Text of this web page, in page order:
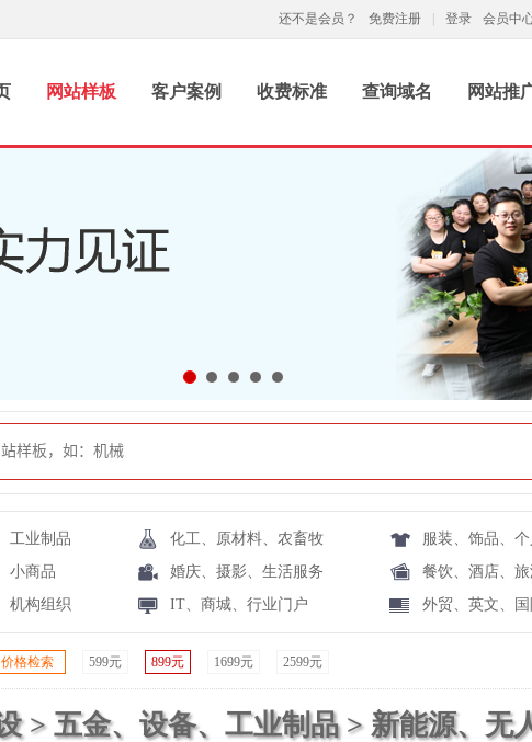
会员中
登录
免费注册
还不是会员？
网站样板 客户案例 收费标准 查询域名 网站推
工业制品 化工、原材料、农畜牧 服装、饰品、
小商品 婚庆、摄影、生活服务 餐饮、酒店、
机构组织 IT、商城、行业门户 外贸、英文、
价格检索 599元 899元 1699元 2599元
> 五金、设备、工业制品 > 新能源、无